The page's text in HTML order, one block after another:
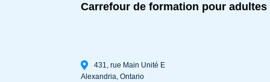
Carrefour de formation pour adultes
431, rue Main Unité E
Alexandria,Ontario